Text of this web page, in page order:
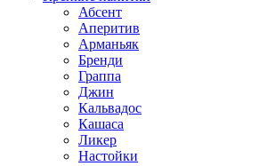
Абсент
Аперитив
Арманьяк
Бренди
Граппа
Джин
Кальвадос
Кашаса
Ликер
Настойки